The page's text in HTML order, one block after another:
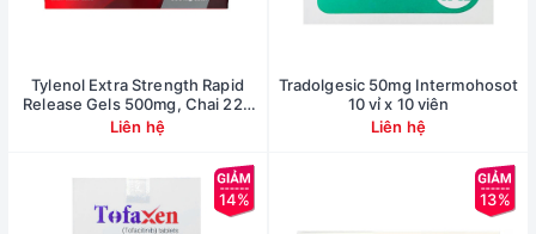
Tylenol Extra Strength Rapid
Release Gels 500mg, Chai 225
viên
Liên hệ
Tradolgesic 50mg Intermohosot
10 vỉ x 10 viên
Liên hệ
14% 13%